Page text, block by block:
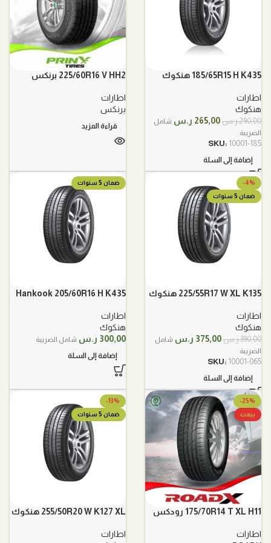
185/65R15 H K435 هنكوك
اطارات
هنكوك
290,00ر.س السعر
هو:
265,00 ر.س السعر
شامل
الضريبة
SKU: 10001-185
إضافة إلى السلة
225/60R16 V HH2 برنكس
اطارات
برنكس
قراءة المزيد
-4%
ضمان 5 سنوات
225/55R17 W XL K135 هنكوك
اطارات
هنكوك
390,00ر.س السعر
هو:
375,00 ر.س السعر
شامل
الضريبة
SKU: 10001-065
إضافة إلى السلة
ضمان 5 سنوات
Hankook 205/60R16 H K435
اطارات
هنكوك
300,00 ر.س شامل الضريبة
إضافة إلى السلة
-25%
بيعت
175/70R14 T XL H11 رودكس
اطارات
-13%
ضمان 5 سنوات
255/50R20 W K127 XL هنكوك
اطارات